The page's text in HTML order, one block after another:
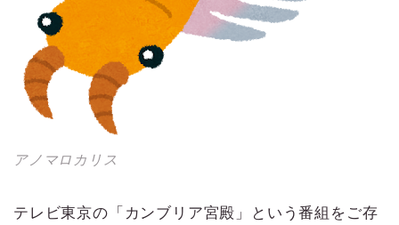
アノマロカリス
テレビ東京の「カンブリア宮殿」という番組をご存